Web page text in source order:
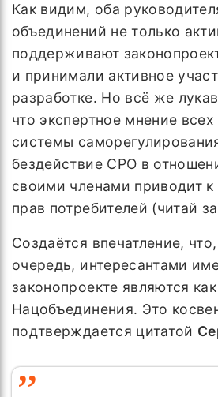
Как видим, оба
объединений не только
поддерживают
и принимали активное
разработке. Но всё же
что экспертное мнение
системы
бездействие СРО в
своими членами приводит
прав потребителей (читай
Создаётся впечатление,
очередь, интересантами
законопроекте являются
Нацобъединения. Это
подтверждается цитатой